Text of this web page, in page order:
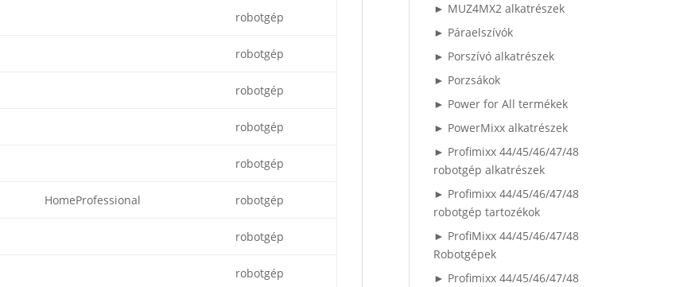
robotgép
robotgép
robotgép
robotgép
robotgép
HomeProfessional robotgép
robotgép
robotgép
► MUZ4MX2 alkatrészek
► Páraelszívók
► Porszívó alkatrészek
► Porzsákok
► Power for All termékek
► PowerMixx alkatrészek
► Profimixx 44/45/46/47/48
robotgép alkatrészek
► Profimixx 44/45/46/47/48
robotgép tartozékok
► ProfiMixx 44/45/46/47/48
Robotgépek
► Profimixx 44/45/46/47/48